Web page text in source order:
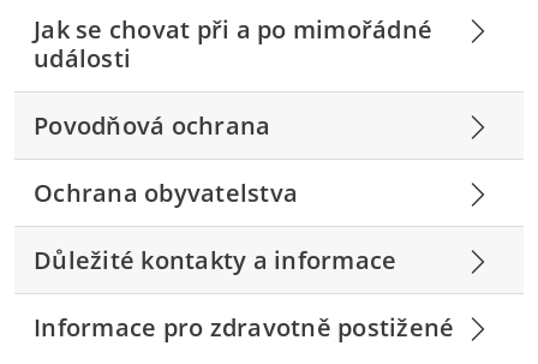
Jak se chovat při a po mimořádné
události
Povodňová ochrana
Ochrana obyvatelstva
Důležité kontakty a informace
Informace pro zdravotně postižené